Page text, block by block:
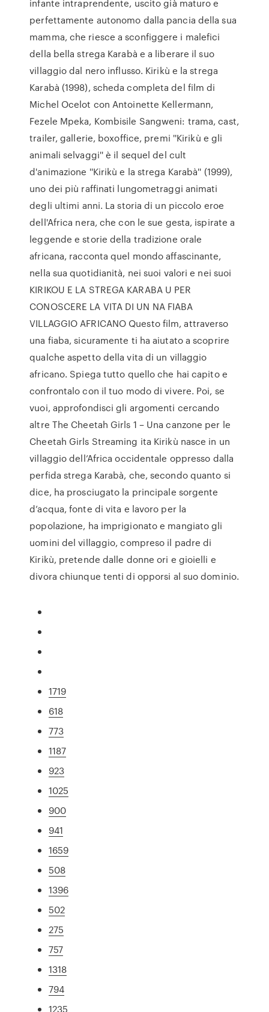
infante intraprendente, uscito già maturo e
perfettamente autonomo dalla pancia della sua
mamma, che riesce a sconfiggere i malefici
della bella strega Karabà e a liberare il suo
villaggio dal nero influsso. Kirikù e la strega
Karabà (1998), scheda completa del film di
Michel Ocelot con Antoinette Kellermann,
Fezele Mpeka, Kombisile Sangweni: trama, cast,
trailer, gallerie, boxoffice, premi ''Kirikù e gli
animali selvaggi'' è il sequel del cult
d'animazione ''Kirikù e la strega Karabà'' (1999),
uno dei più raffinati lungometraggi animati
degli ultimi anni. La storia di un piccolo eroe
dell'Africa nera, che con le sue gesta, ispirate a
leggende e storie della tradizione orale
africana, racconta quel mondo affascinante,
nella sua quotidianità, nei suoi valori e nei suoi
KIRIKOU E LA STREGA KARABA U PER
CONOSCERE LA VITA DI UN NA FIABA
VILLAGGIO AFRICANO Questo film, attraverso
una fiaba, sicuramente ti ha aiutato a scoprire
qualche aspetto della vita di un villaggio
africano. Spiega tutto quello che hai capito e
confrontalo con il tuo modo di vivere. Poi, se
vuoi, approfondisci gli argomenti cercando
altre The Cheetah Girls 1 – Una canzone per le
Cheetah Girls Streaming ita Kirikù nasce in un
villaggio dell’Africa occidentale oppresso dalla
perfida strega Karabà, che, secondo quanto si
dice, ha prosciugato la principale sorgente
d’acqua, fonte di vita e lavoro per la
popolazione, ha imprigionato e mangiato gli
uomini del villaggio, compreso il padre di
Kirikù, pretende dalle donne ori e gioielli e
divora chiunque tenti di opporsi al suo dominio.
1719
618
773
1187
923
1025
900
941
1659
508
1396
502
275
757
1318
794
1235